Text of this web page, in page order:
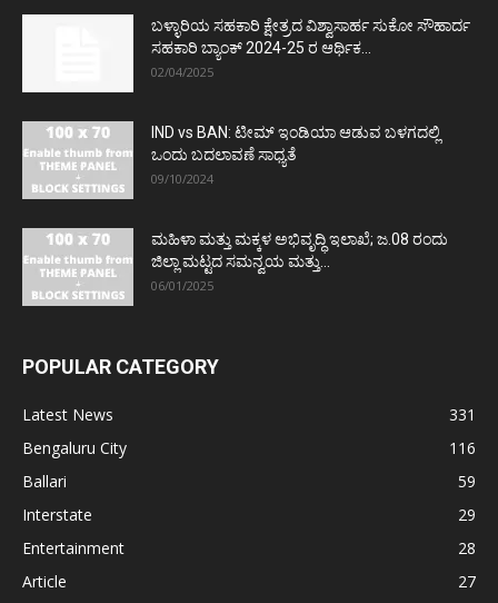
ಬಳ್ಳಾರಿಯ ಸಹಕಾರಿ ಕ್ಷೇತ್ರದ ವಿಶ್ವಾಸಾರ್ಹ ಸುಕೋ ಸೌಹಾರ್ದ
ಸಹಕಾರಿ ಬ್ಯಾಂಕ್ 2024-25 ರ ಆರ್ಥಿಕ...
02/04/2025
IND vs BAN: ಟೀಮ್ ಇಂಡಿಯಾ ಆಡುವ ಬಳಗದಲ್ಲಿ
ಒಂದು ಬದಲಾವಣೆ ಸಾಧ್ಯತೆ
09/10/2024
ಮಹಿಳಾ ಮತ್ತು ಮಕ್ಕಳ ಅಭಿವೃದ್ಧಿ ಇಲಾಖೆ; ಜ.08 ರಂದು
ಜಿಲ್ಲಾ ಮಟ್ಟದ ಸಮನ್ವಯ ಮತ್ತು...
06/01/2025
POPULAR CATEGORY
Latest News
331
Bengaluru City
116
Ballari
59
Interstate
29
Entertainment
28
Article
27